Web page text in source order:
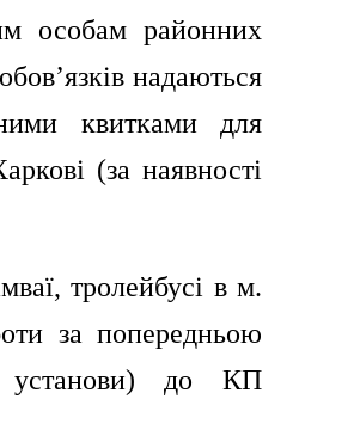
особам районних
надаються
квитками для
(за наявності
тролейбусі в м.
за попередньою
до КП